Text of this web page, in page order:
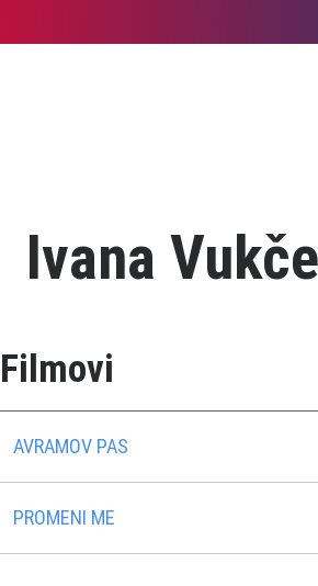
Ivana
Filmovi
AVRAMOV PAS
PROMENI ME